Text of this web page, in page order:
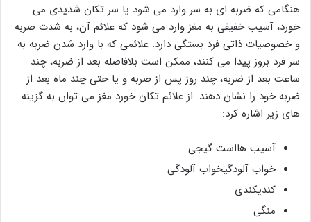
هنگامی که ضربه ای به سر وارد می شود یا سر تکان شدیدی می
خورد، آسیب خفیفی به مغز وارد می شود که علائم آن، به شدت ضربه
و خصوصیات ذاتی فرد بستگی دارد. علائمی که با وارد شدن ضربه به
سر فرد بروز پیدا می کنند، ممکن است بلافاصله بعد از ضربه، چند
ساعت بعد از ضربه، چند روز پس از ضربه و یا حتی چند ماه بعد از
ضربه خود را نشان دهند. از علائم تکان خورد مغز می توان به گزینه
های زیر اشاره کرد:
آسیب هااست گیجی
خواب آلودگیخواب آلودگی
کندیکندی
منگی